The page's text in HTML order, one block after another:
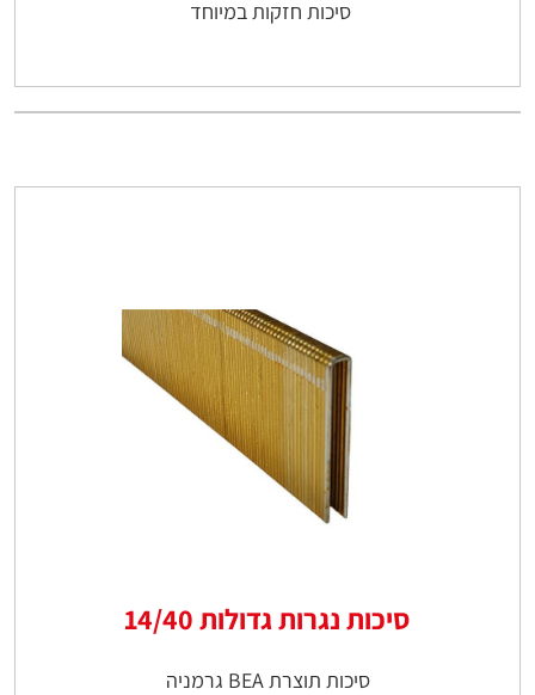
סיכות חזקות במיוחד
סיכות נגרות גדולות 14/40
סיכות תוצרת BEA גרמניה